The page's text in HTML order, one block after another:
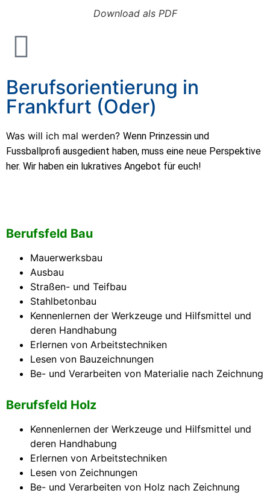
Download als PDF
Berufsorientierung in
Frankfurt (Oder)
Was will ich mal werden? Wenn Prinzessin und
Fussballprofi ausgedient haben, muss eine neue Perspektive
her. Wir haben ein lukratives Angebot für euch!
Berufsfeld Bau
Mauerwerksbau
Ausbau
Straßen- und Teifbau
Stahlbetonbau
Kennenlernen der Werkzeuge und Hilfsmittel und
deren Handhabung
Erlernen von Arbeitstechniken
Lesen von Bauzeichnungen
Be- und Verarbeiten von Materialie nach Zeichnung
Berufsfeld Holz
Kennenlernen der Werkzeuge und Hilfsmittel und
deren Handhabung
Erlernen von Arbeitstechniken
Lesen von Zeichnungen
Be- und Verarbeiten von Holz nach Zeichnung